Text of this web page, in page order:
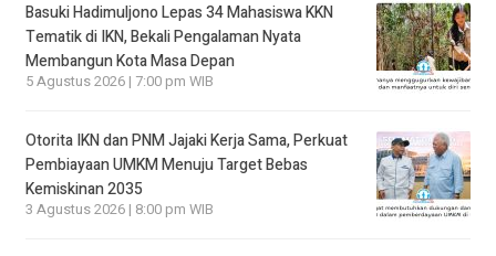
Basuki Hadimuljono Lepas 34 Mahasiswa KKN
Tematik di IKN, Bekali Pengalaman Nyata
Membangun Kota Masa Depan
5 Agustus 2026 | 7:00 pm WIB
Otorita IKN dan PNM Jajaki Kerja Sama, Perkuat
Pembiayaan UMKM Menuju Target Bebas
Kemiskinan 2035
3 Agustus 2026 | 8:00 pm WIB